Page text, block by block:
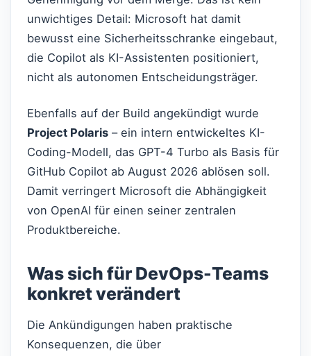
unwichtiges Detail: Microsoft hat damit
bewusst eine Sicherheitsschranke eingebaut,
die Copilot als KI-Assistenten positioniert,
nicht als autonomen Entscheidungsträger.
Ebenfalls auf der Build angekündigt wurde
Project Polaris – ein intern entwickeltes KI-
Coding-Modell, das GPT-4 Turbo als Basis für
GitHub Copilot ab August 2026 ablösen soll.
Damit verringert Microsoft die Abhängigkeit
von OpenAI für einen seiner zentralen
Produktbereiche.
Was sich für DevOps-Teams
konkret verändert
Die Ankündigungen haben praktische
Konsequenzen, die über